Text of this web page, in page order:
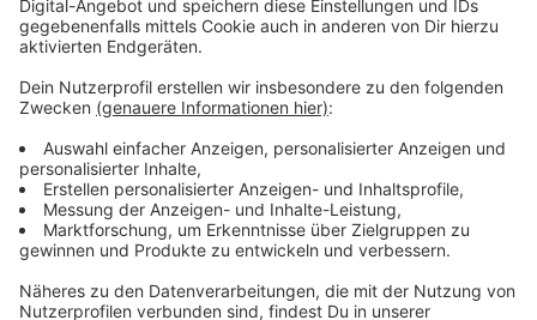
Schüler herausfordernd sind. Viele Fragen würden die
Jugendlichen beschäftigen: Wie kann ich mich
selbstständig von Zuhause zu erledigen? Wie können
bleiben? Wie gehe ich mit anfeindenden Nachrichten in
der Klassenchat-Gruppe um? Diese Fragen sind
Beispiele aus bereits gelaufenen
Beratungsgesprächen. Das Angebot richtet sich auch
Erfahrung hat dabei gezeigt: Bei einem gemeinsamen